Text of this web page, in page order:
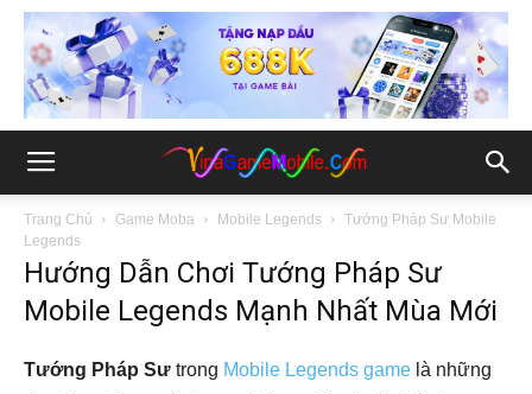
Trang Chủ Game Moba Mobile Legends
Tướng Pháp Sư Mobile
Legends
Hướng Dẫn Chơi Tướng Pháp Sư
Mobile Legends Mạnh Nhất Mùa Mới
Tướng Pháp Sư trong Mobile Legends game là những